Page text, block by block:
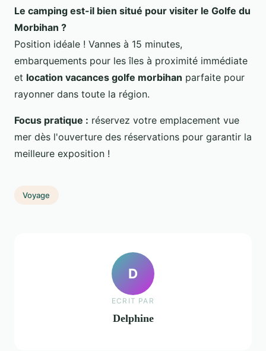
Le camping est-il bien situé pour visiter le Golfe du
Morbihan ?
Position idéale ! Vannes à 15 minutes,
embarquements pour les îles à proximité immédiate
et location vacances golfe morbihan parfaite pour
rayonner dans toute la région.
Focus pratique : réservez votre emplacement vue
mer dès l'ouverture des réservations pour garantir la
meilleure exposition !
Voyage
D
ECRIT PAR
Delphine